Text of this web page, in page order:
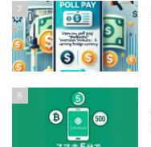
7
8